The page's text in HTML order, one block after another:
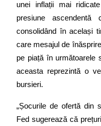
unei inflații mai
presiune ascendentă
consolidând în același
care mesajul de
pe piață în următoarele
aceasta reprezintă o
bursieri.
„Șocurile de ofertă din
Fed sugerează că